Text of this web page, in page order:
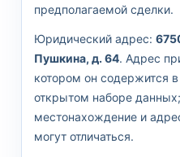
предполагаемой сделки.
Юридический адрес:
Пушкина, д. 64. Адрес
котором он содержится
открытом наборе
местонахождение и
могут отличаться.